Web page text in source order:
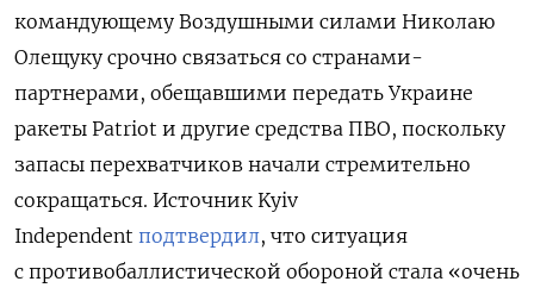
командующему Воздушными силами Николаю
Олещуку срочно связаться со странами-
партнерами, обещавшими передать Украине
ракеты Patriot и другие средства ПВО, поскольку
запасы перехватчиков начали стремительно
сокращаться. Источник Kyiv
Independent подтвердил, что ситуация
с противобаллистической обороной стала «очень